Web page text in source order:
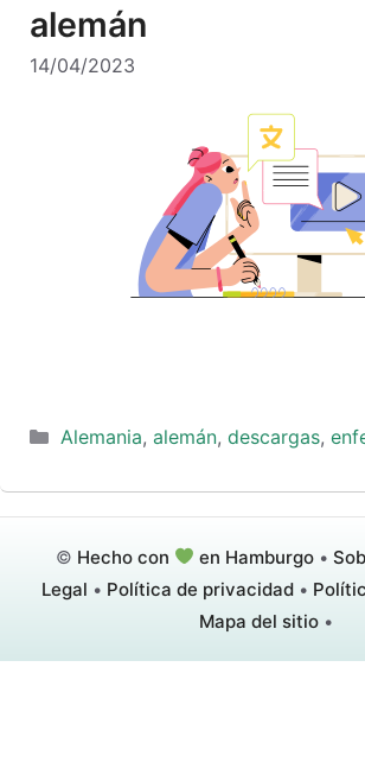
alemán
14/04/2023
Categorías
Alemania, alemán, descargas,
© Hecho con en Hamburgo •
Legal • Política de privacidad •
Mapa del sitio•